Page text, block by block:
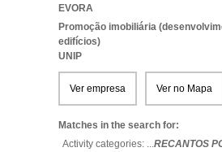
EVORA
Promoção imobiliária
edifícios)
UNIP
Ver empresa Ver no Mapa
Matches in the search for:
Activity categories: ...RECANTOS